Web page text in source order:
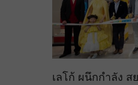
เลโก้ ผนึกกำลัง ส